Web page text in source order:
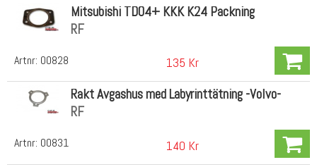
Artnr: 00828
Mitsubishi TD04+ KKK K24 Packning
RF
135 Kr
Artnr: 00831
Rakt Avgashus med Labyrinttätning -Volvo-
RF
140 Kr